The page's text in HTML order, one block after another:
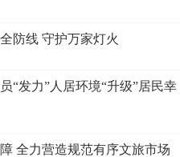
防线 守护万家灯火
“发力”人居环境“升级”居民幸
全力营造规范有序文旅市场